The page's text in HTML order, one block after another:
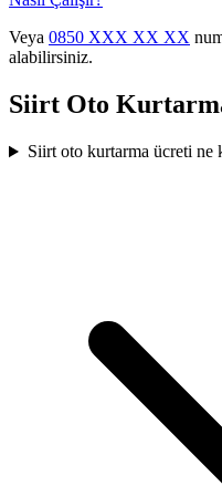
Veya 0850 XXX XX XX
alabilirsiniz.
Siirt Oto
Siirt oto kurtarma ücreti ne